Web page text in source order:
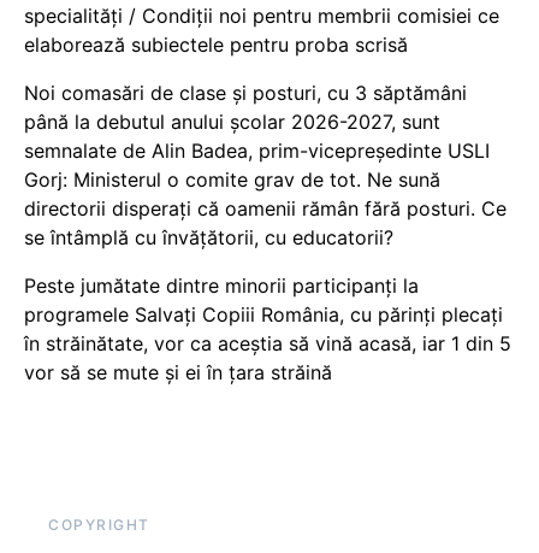
specialități / Condiții noi pentru membrii comisiei ce
elaborează subiectele pentru proba scrisă
Noi comasări de clase și posturi, cu 3 săptămâni
până la debutul anului școlar 2026-2027, sunt
semnalate de Alin Badea, prim-vicepreședinte USLI
Gorj: Ministerul o comite grav de tot. Ne sună
directorii disperați că oamenii rămân fără posturi. Ce
se întâmplă cu învățătorii, cu educatorii?
Peste jumătate dintre minorii participanți la
programele Salvați Copiii România, cu părinți plecați
în străinătate, vor ca aceștia să vină acasă, iar 1 din 5
vor să se mute și ei în țara străină
COPYRIGHT